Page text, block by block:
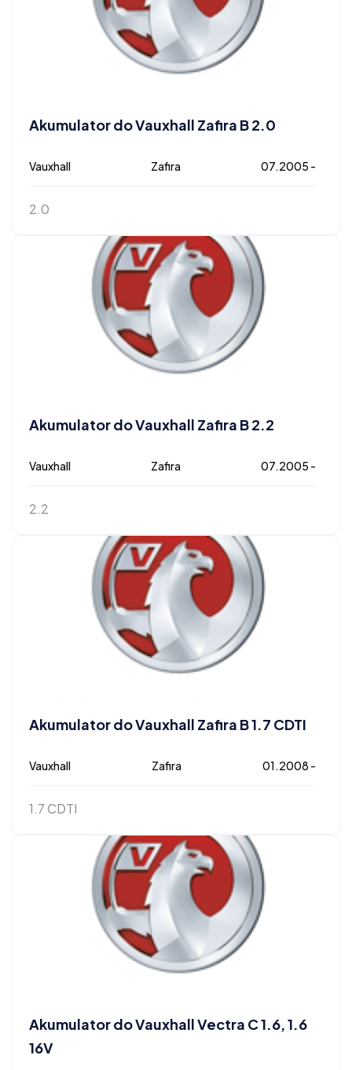
Akumulator do Vauxhall Zafira B 2.0
Vauxhall Zafira 07.2005 -
2.0
Akumulator do Vauxhall Zafira B 2.2
Vauxhall Zafira 07.2005 -
2.2
Akumulator do Vauxhall Zafira B 1.7 CDTI
Vauxhall Zafira 01.2008 -
1.7 CDTI
Akumulator do Vauxhall Vectra C 1.6, 1.6
16V